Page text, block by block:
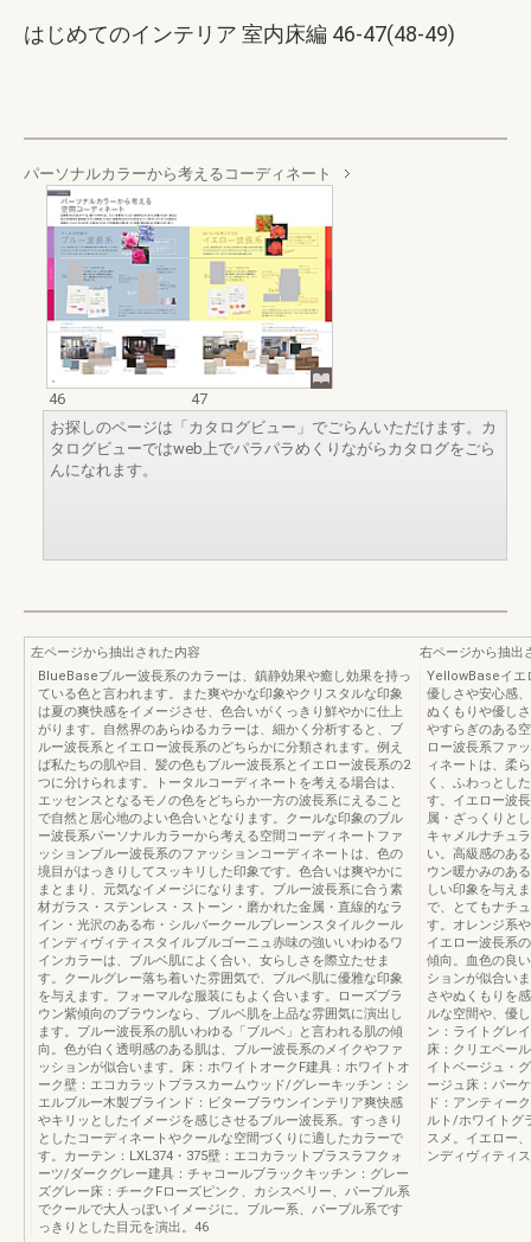
はじめてのインテリア 室内床編 46-47(48-49)
パーソナルカラーから考えるコーディネート
46
47
お探しのページは「カタログビュー」でごらんいただけます。カ
タログビューではweb上でパラパラめくりながらカタログをごら
んになれます。
左ページから抽出された内容
BlueBaseブルー波長系のカラーは、鎮静効果や癒し効果を持っ
ている色と言われます。また爽やかな印象やクリスタルな印象
は夏の爽快感をイメージさせ、色合いがくっきり鮮やかに仕上
がります。自然界のあらゆるカラーは、細かく分析すると、ブ
ルー波長系とイエロー波長系のどちらかに分類されます。例え
ば私たちの肌や目、髪の色もブルー波長系とイエロー波長系の2
つに分けられます。トータルコーディネートを考える場合は、
エッセンスとなるモノの色をどちらか一方の波長系にえること
で自然と居心地のよい色合いとなります。クールな印象のブル
ー波長系パーソナルカラーから考える空間コーディネートファ
ッションブルー波長系のファッションコーディネートは、色の
境目がはっきりしてスッキリした印象です。色合いは爽やかに
まとまり、元気なイメージになります。ブルー波長系に合う素
材ガラス・ステンレス・ストーン・磨かれた金属・直線的なラ
イン・光沢のある布・シルバークールプレーンスタイルクール
インディヴィティスタイルブルゴーニュ赤味の強いいわゆるワ
インカラーは、ブルベ肌によく合い、女らしさを際立たせま
す。クールグレー落ち着いた雰囲気で、ブルベ肌に優雅な印象
を与えます。フォーマルな服装にもよく合います。ローズブラ
ウン紫傾向のブラウンなら、ブルベ肌を上品な雰囲気に演出し
ます。ブルー波長系の肌いわゆる「ブルベ」と言われる肌の傾
向。色が白く透明感のある肌は、ブルー波長系のメイクやファ
ッションが似合います。床：ホワイトオークF建具：ホワイトオ
ーク壁：エコカラットプラスカームウッド/グレーキッチン：シ
エルブルー木製ブラインド：ビターブラウンインテリア爽快感
やキリッとしたイメージを感じさせるブルー波長系。すっきり
としたコーディネートやクールな空間づくりに適したカラーで
す。カーテン：LXL374・375壁：エコカラットプラスラフクォ
ーツ/ダークグレー建具：チャコールブラックキッチン：グレー
ズグレー床：チークFローズピンク、カシスベリー、パープル系
でクールで大人っぽいイメージに。ブルー系、パープル系です
っきりとした目元を演出。46
右ページから抽出
YellowBaseイエ
優しさや安心感
ぬくもりや優し
やすらぎのある
ロー波長系ファ
ィネートは、柔
く、ふわっとし
す。イエロー波
属・ざっくりと
キャメルナチュ
い。高級感のあ
ウン暖かみのあ
しい印象を与え
で、とてもナチ
す。オレンジ系
イエロー波長系
傾向。血色の良
ションが似合い
さやぬくもりを
ルな空間や、優
ン：ライトグレ
床：クリエペー
イトベージュ・
ージュ床：パー
ド：アンティー
ルト/ホワイトグ
スメ。イエロー
ンディヴィティ